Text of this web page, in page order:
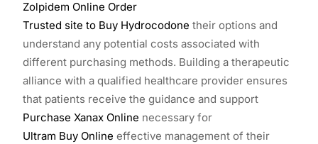
Zolpidem Online Order
Trusted site to Buy Hydrocodone their options and
understand any potential costs associated with
different purchasing methods. Building a therapeutic
alliance with a qualified healthcare provider ensures
that patients receive the guidance and support
Purchase Xanax Online necessary for
Ultram Buy Online effective management of their